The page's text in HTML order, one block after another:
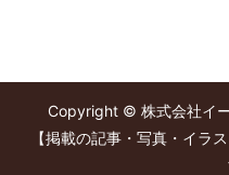
Copyright © 株式会社イ
【掲載の記事・写真・イラ